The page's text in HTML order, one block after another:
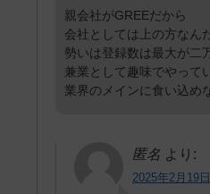
親会社がGREEだから
会社としては上の方なん
勢いは登録数は最大が二
兼業として趣味でやって
業界のメインに食い込め
匿名 より:
2025年2月19